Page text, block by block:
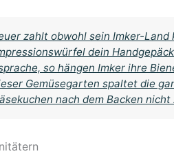
zahlt obwohl sein Imker-
dein
so hängen Imker ihre
Gemüsegarten spaltet die
nach dem Backen